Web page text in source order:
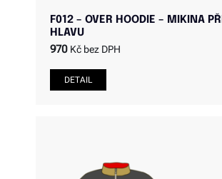
F012 – OVER HOODIE – MIKINA
HLAVU
970 Kč bez DPH